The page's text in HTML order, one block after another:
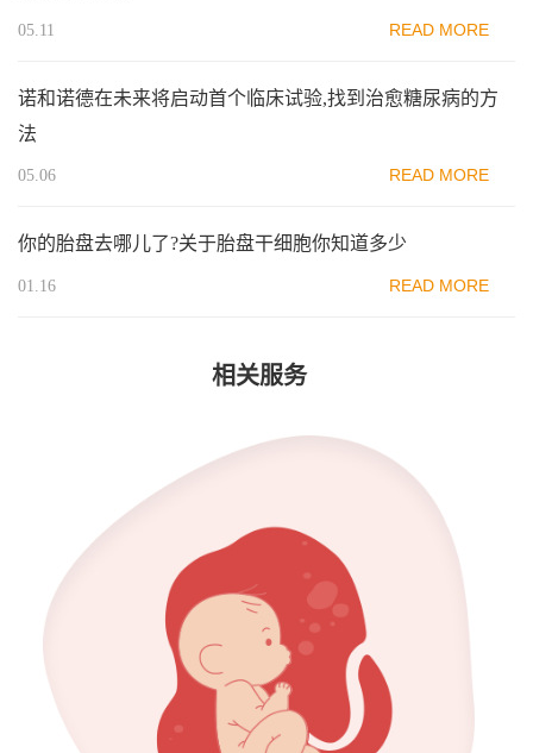
05.11 READ MORE
诺和诺德在未来将启动首个临床试验,找到治愈糖尿病的方
法
05.06 READ MORE
你的胎盘去哪儿了?关于胎盘干细胞你知道多少
01.16 READ MORE
相关服务